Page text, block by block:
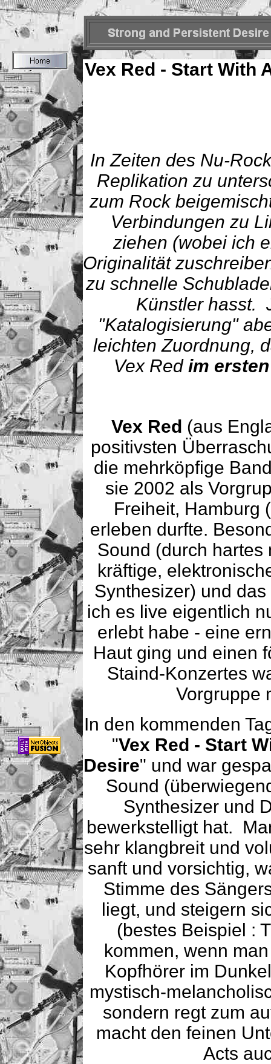
Vex Red - Start With
In Zeiten des Nu-
Replikation zu
zum Rock
Verbindungen zu
ziehen (wobei ich
Originalität
zu schnelle
Künstler hasst.
"Katalogisierung"
leichten Zuordnung,
Vex Redim
Vex Red (aus
positivsten
die mehrköpfige
sie 2002 als
Freiheit, Hamburg
erleben durfte.
Sound (durch
kräftige,
Synthesizer) und
ich es live eigentlich
erlebt habe - eine
Haut ging und einen
Staind-Konzertes
Vorgruppe
In den kommenden
"Vex Red - Start
Desire" und war
Sound
Synthesizer und
bewerkstelligt hat.
sehr klangbreit und
sanft und vorsichtig,
Stimme des
liegt, und steigern
(bestes Beispiel :
kommen, wenn
Kopfhörer im
mystisch-
sondern regt zum
macht den feinen
Acts